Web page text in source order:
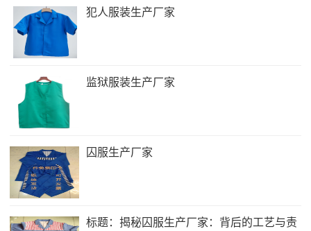
犯人服装生产厂家
监狱服装生产厂家
囚服生产厂家
标题：揭秘囚服生产厂家：背后的工艺与责